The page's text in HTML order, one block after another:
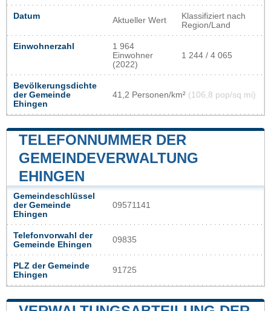
Datum Aktueller Wert
Klassifiziert nach
Region/Land
Einwohnerzahl
1 964
Einwohner
(2022)
1 244 / 4 065
Bevölkerungsdichte
der Gemeinde
Ehingen
41,2 Personen/km² (106,8 pop/sq mi)
TELEFONNUMMER DER
GEMEINDEVERWALTUNG
EHINGEN
Gemeindeschlüssel
der Gemeinde
Ehingen
09571141
Telefonvorwahl der
Gemeinde Ehingen
09835
PLZ der Gemeinde
Ehingen
91725